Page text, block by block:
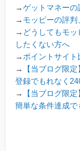
→ゲットマネーの
→ モッピーの評判
→ どうしてもモ
したくない方へ
→ ポイントサイ
→
【当ブログ限
登録でもれなく
→
【当ブログ限
簡単な条件達成で